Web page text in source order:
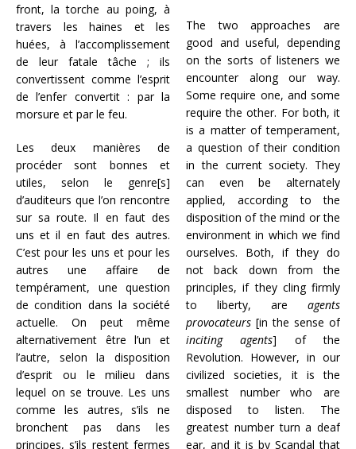
front, la torche au poing, à
travers les haines et les
huées, à l’accomplissement
de leur fatale tâche ; ils
convertissent comme l’esprit
de l’enfer convertit : par la
morsure et par le feu.
Les deux manières de
procéder sont bonnes et
utiles, selon le genre[s]
d’auditeurs que l’on rencontre
sur sa route. Il en faut des
uns et il en faut des autres.
C’est pour les uns et pour les
autres une affaire de
tempérament, une question
de condition dans la société
actuelle. On peut même
alternativement être l’un et
l’autre, selon la disposition
d’esprit ou le milieu dans
lequel on se trouve. Les uns
comme les autres, s’ils ne
bronchent pas dans les
principes, s’ils restent fermes
The two approaches are
good and useful, depending
on the sorts of listeners we
encounter along our way.
Some require one, and some
require the other. For both, it
is a matter of temperament,
a question of their condition
in the current society. They
can even be alternately
applied, according to the
disposition of the mind or the
environment in which we find
ourselves. Both, if they do
not back down from the
principles, if they cling firmly
to liberty, are agents
provocateurs [in the sense of
inciting agents] of the
Revolution. However, in our
civilized societies, it is the
smallest number who are
disposed to listen. The
greatest number turn a deaf
ear, and it is by Scandal that